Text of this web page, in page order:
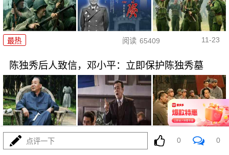
最热 阅读 65409 11-23
陈独秀后人致信，邓小平：立即保护陈独秀墓
最热 阅读 33781
点评一下 0 0